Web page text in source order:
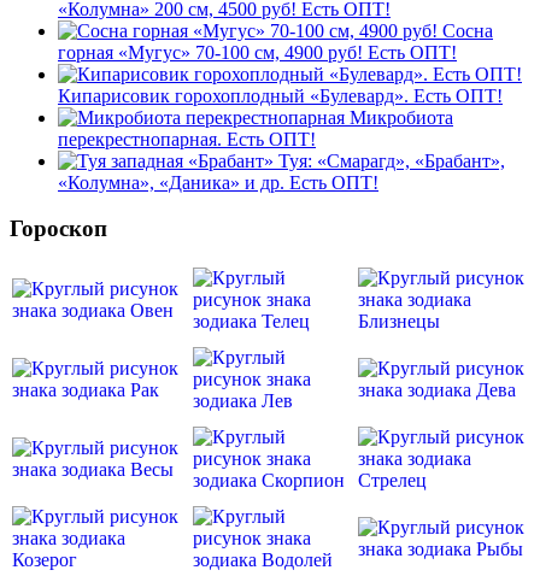
«Колумна» 200 см, 4500 руб! Есть ОПТ!
Сосна
горная «Мугус» 70-100 см, 4900 руб! Есть ОПТ!
Кипарисовик горохоплодный «Булевард». Есть ОПТ!
Микробиота
перекрестнопарная. Есть ОПТ!
Туя: «Смарагд», «Брабант»,
«Колумна», «Даника» и др. Есть ОПТ!
Гороскоп